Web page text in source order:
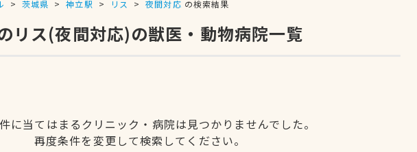
茨城県 神立駅 リス 夜間対応 の検索結果
リス(夜間対応)の獣医・動物病院一覧
に当てはまるクリニック・病院は見つかりませんでした。
再度条件を変更して検索してください。